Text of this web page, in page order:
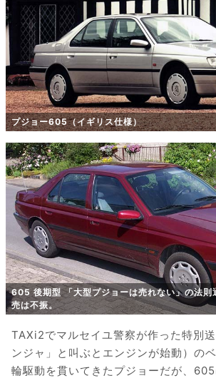
プジョー605（イギリス仕様）
605 後期型 「大型プジョーは売れない」の法則
売は不振。
TAXi2でマルセイユ警察が作った特別
ンジャ」と叫ぶとエンジンが始動）の
輪駆動を貫いてきたプジョーだが、605